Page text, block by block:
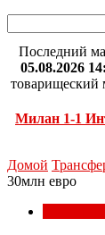
Последний
05.08.2026
товарищеский
Милан 1-1
Домой
30млн евро